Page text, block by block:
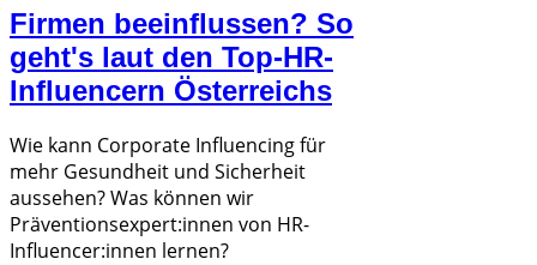
Firmen beeinflussen? So
geht's laut den Top-HR-
Influencern Österreichs
Wie kann Corporate Influencing für
mehr Gesundheit und Sicherheit
aussehen? Was können wir
Präventionsexpert:innen von HR-
Influencer:innen lernen?